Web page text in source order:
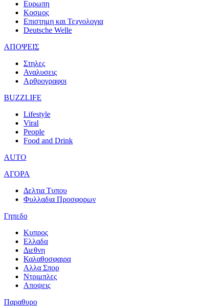
Ευρωπη
Κοσμος
Επιστημη και Τεχνολογια
Deutsche Welle
ΑΠΟΨΕΙΣ
Στηλες
Αναλυσεις
Αρθρογραφοι
BUZZLIFE
Lifestyle
Viral
People
Food and Drink
AUTO
ΑΓΟΡΑ
Δελτια Τυπου
Φυλλαδια Προσφορων
Γηπεδο
Κυπρος
Ελλαδα
Διεθνη
Καλαθοσφαιρα
Αλλα Σπορ
Ντριμπλες
Αποψεις
Παραθυρο